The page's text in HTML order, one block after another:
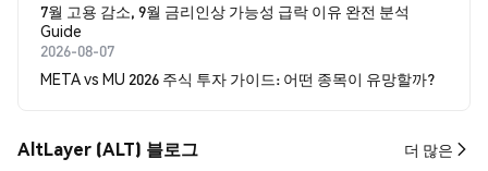
7월 고용 감소, 9월 금리인상 가능성 급락 이유 완전 분석
Guide
2026-08-07
META vs MU 2026 주식 투자 가이드: 어떤 종목이 유망할까?
AltLayer (ALT) 블로그 더 많은